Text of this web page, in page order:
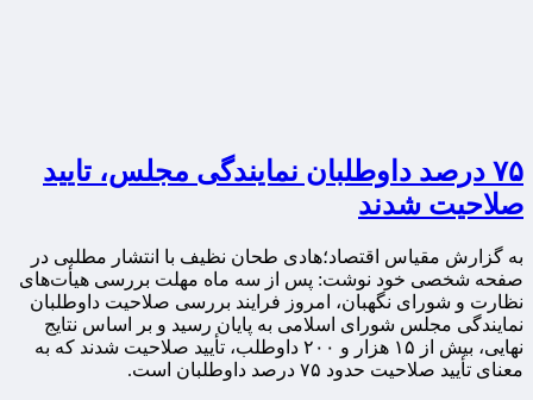
۷۵ درصد داوطلبان نمایندگی مجلس، تایید
صلاحیت شدند
به گزارش مقیاس اقتصاد؛هادی طحان نظیف با انتشار مطلبی در
صفحه شخصی خود نوشت: پس از سه ماه مهلت بررسی هیأت‌های
نظارت و شورای نگهبان، امروز فرایند بررسی صلاحیت داوطلبان
نمایندگی مجلس شورای اسلامی به پایان رسید و بر اساس نتایج
نهایی، بیش از ۱۵ هزار و ۲۰۰ داوطلب، تأیید صلاحیت شدند که به
معنای تأیید صلاحیت حدود ۷۵ درصد داوطلبان است.